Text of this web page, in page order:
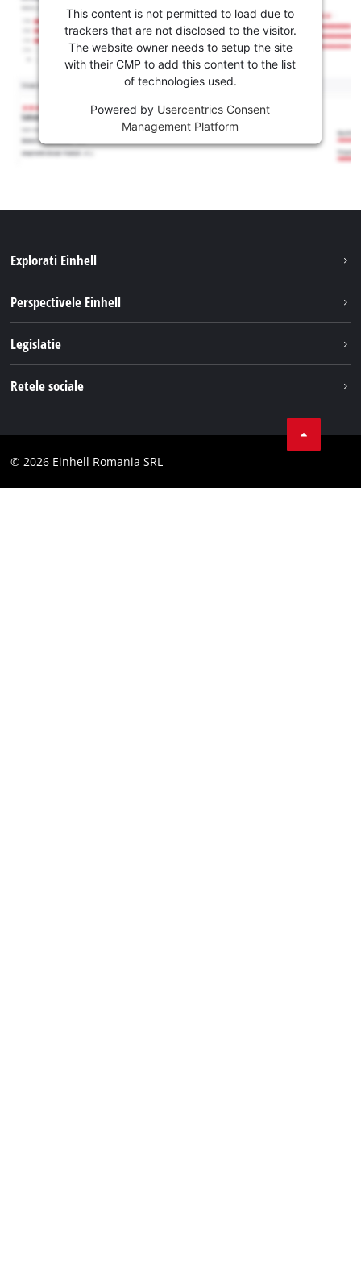
This content is not permitted to load due to
trackers that are not disclosed to the visitor.
The website owner needs to setup the site
with their CMP to add this content to the list
of technologies used.
Powered by Usercentrics Consent
Management Platform
Explorati Einhell
Sistemul de acumulatori
Perspectivele Einhell
Einhell in lume
Legislatie
Declaratie de accesibilitate
Retele sociale
Facebook
© 2026 Einhell Romania SRL